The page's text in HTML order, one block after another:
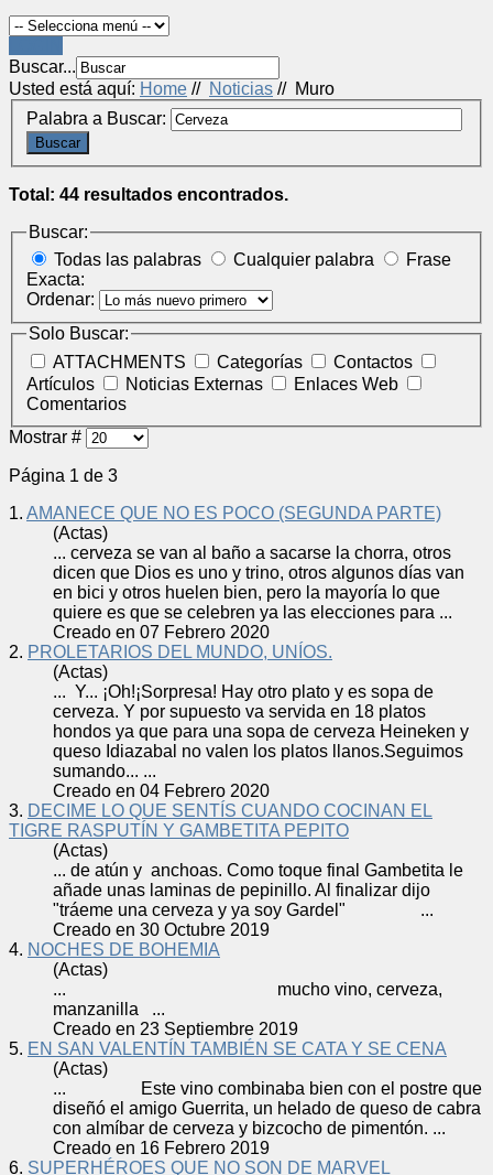
Buscar...
Usted está aquí: Home // Noticias // Muro
Palabra a Buscar:
Buscar
Total: 44 resultados encontrados.
Buscar:
Todas las palabras
Cualquier palabra
Frase
Exacta:
Ordenar:
Solo Buscar:
ATTACHMENTS
Categorías
Contactos
Artículos
Noticias Externas
Enlaces Web
Comentarios
Mostrar #
Página 1 de 3
1. AMANECE QUE NO ES POCO (SEGUNDA PARTE)
(Actas)
... cerveza se van al baño a sacarse la chorra, otros
dicen que Dios es uno y trino, otros algunos días van
en bici y otros huelen bien, pero la mayoría lo que
quiere es que se celebren ya las elecciones para ...
Creado en 07 Febrero 2020
2. PROLETARIOS DEL MUNDO, UNÍOS.
(Actas)
... Y... ¡Oh!¡Sorpresa! Hay otro plato y es sopa de
cerveza. Y por supuesto va servida en 18 platos
hondos ya que para una sopa de cerveza Heineken y
queso Idiazabal no valen los platos llanos.Seguimos
sumando... ...
Creado en 04 Febrero 2020
3. DECIME LO QUE SENTÍS CUANDO COCINAN EL
TIGRE RASPUTÍN Y GAMBETITA PEPITO
(Actas)
... de atún y anchoas. Como toque final Gambetita le
añade unas laminas de pepinillo. Al finalizar dijo
"tráeme una cerveza y ya soy Gardel" ...
Creado en 30 Octubre 2019
4. NOCHES DE BOHEMIA
(Actas)
... mucho vino, cerveza,
manzanilla ...
Creado en 23 Septiembre 2019
5. EN SAN VALENTÍN TAMBIÉN SE CATA Y SE CENA
(Actas)
... Este vino combinaba bien con el postre que
diseñó el amigo Guerrita, un helado de queso de cabra
con almíbar de cerveza y bizcocho de pimentón. ...
Creado en 16 Febrero 2019
6. SUPERHÉROES QUE NO SON DE MARVEL